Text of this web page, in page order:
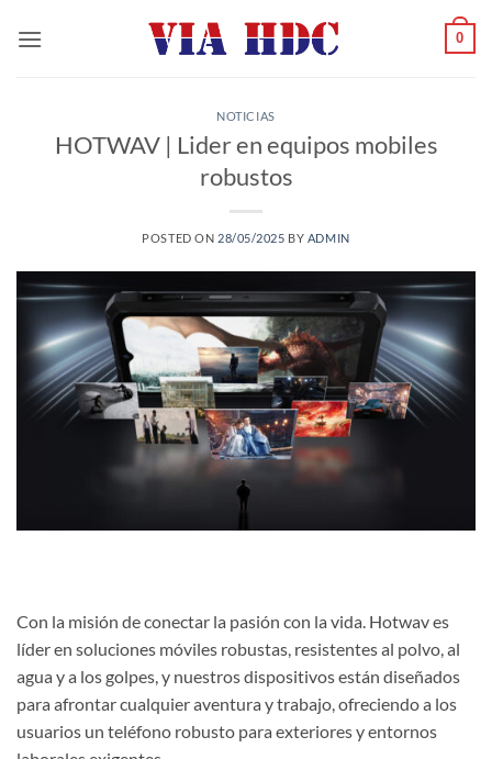
0
NOTICIAS
HOTWAV | Lider en equipos mobiles
robustos
POSTED ON 28/05/2025 BY ADMIN
Con la misión de conectar la pasión con la vida. Hotwav es
líder en soluciones móviles robustas, resistentes al polvo, al
agua y a los golpes, y nuestros dispositivos están diseñados
para afrontar cualquier aventura y trabajo, ofreciendo a los
usuarios un teléfono robusto para exteriores y entornos